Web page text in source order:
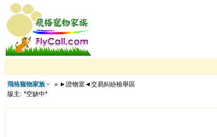
飛格寵物家族
» ►證物室◄交易糾紛檢舉區
版主: *空缺中*